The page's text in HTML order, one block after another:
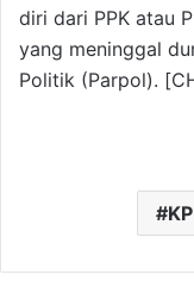
diri dari PPK atau
yang meninggal
Politik (Parpol).